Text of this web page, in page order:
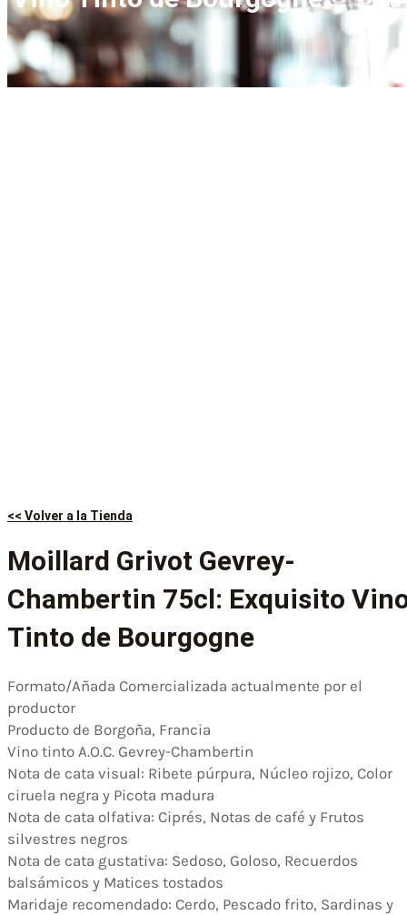
<< Volver a la Tienda
Moillard Grivot Gevrey-
Chambertin 75cl: Exquisito
Tinto de Bourgogne
Formato/Añada Comercializada actualmente por el
productor
Producto de Borgoña, Francia
Vino tinto A.O.C. Gevrey-Chambertin
Nota de cata visual: Ribete púrpura, Núcleo rojizo, Color
ciruela negra y Picota madura
Nota de cata olfativa: Ciprés, Notas de café y Frutos
silvestres negros
Nota de cata gustativa: Sedoso, Goloso, Recuerdos
balsámicos y Matices tostados
Maridaje recomendado: Cerdo, Pescado frito, Sardinas y